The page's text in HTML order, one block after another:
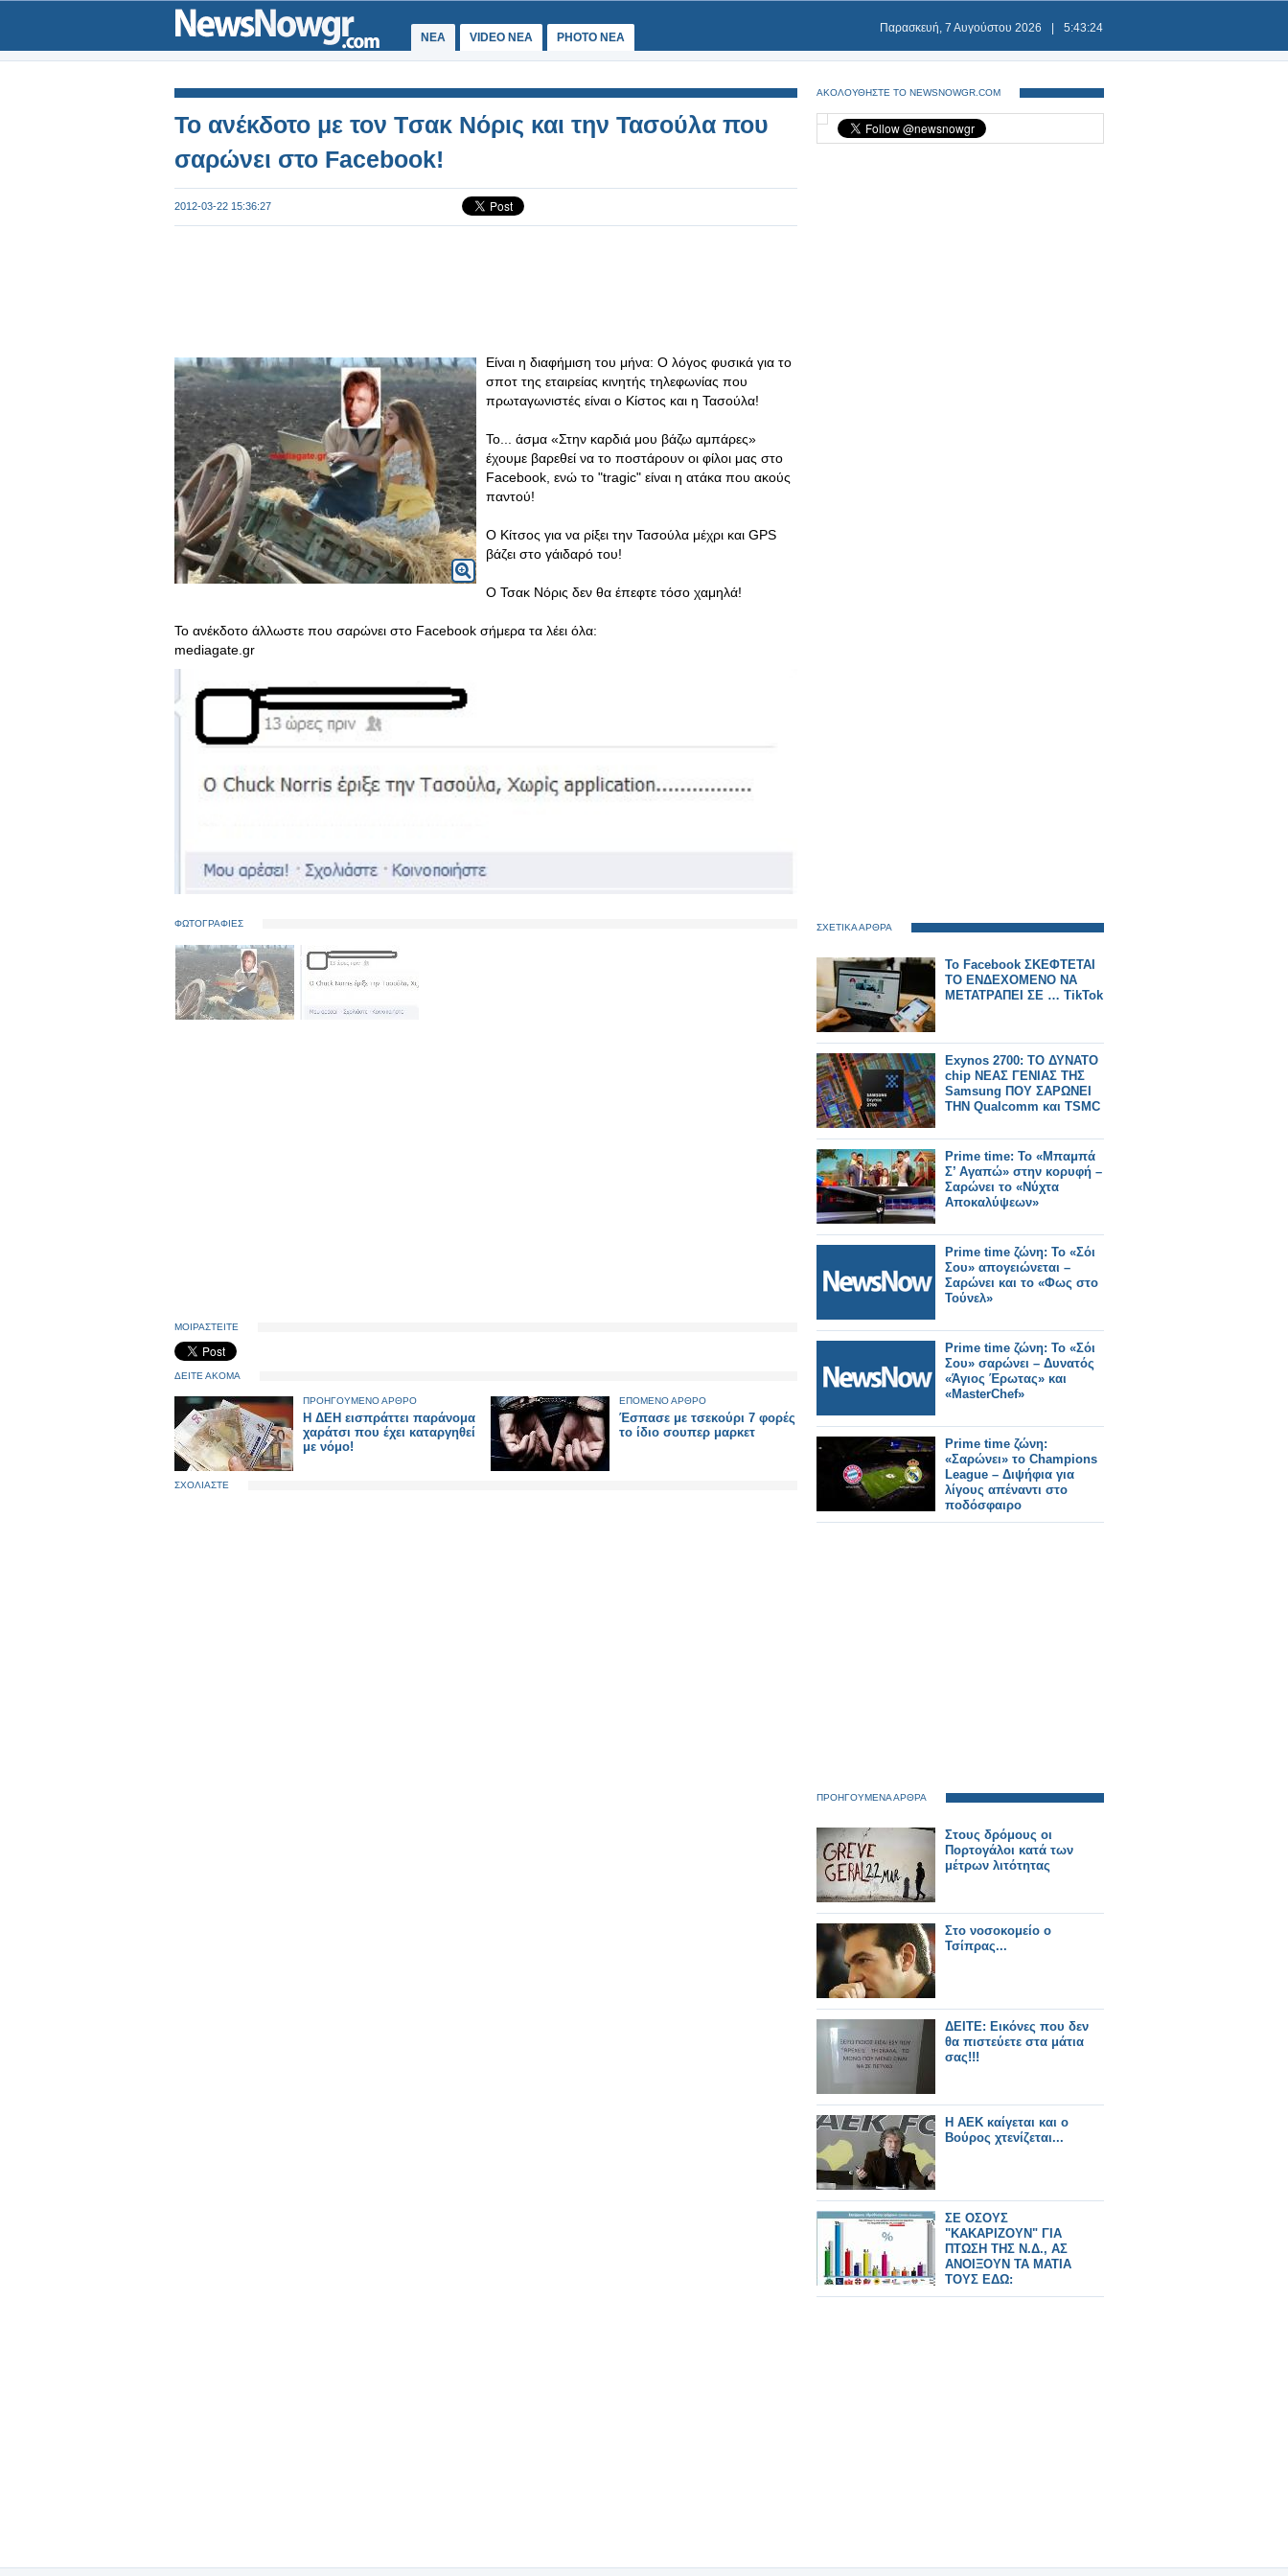
ΝΕΑ VIDEO NEA PHOTO NEA
Παρασκευή, 7 Αυγούστου 2026 5:43:24
Το ανέκδοτο με τον Tσακ Νόρις και την Τασούλα που
σαρώνει στο Facebook!
2012-03-22 15:36:27
Είναι η διαφήμιση του μήνα: Ο λόγος φυσικά για το
σποτ της εταιρείας κινητής τηλεφωνίας που
πρωταγωνιστές είναι ο Κίστος και η Τασούλα!
Το... άσμα «Στην καρδιά μου βάζω αμπάρες»
έχουμε βαρεθεί να το ποστάρουν οι φίλοι μας στο
Facebook, ενώ το "tragic" είναι η ατάκα που ακούς
παντού!
Ο Κίτσος για να ρίξει την Τασούλα μέχρι και GPS
βάζει στο γάιδαρό του!
Ο Τσακ Νόρις δεν θα έπεφτε τόσο χαμηλά!
Το ανέκδοτο άλλωστε που σαρώνει στο Facebook σήμερα τα λέει όλα:
mediagate.gr
ΦΩΤΟΓΡΑΦΙΕΣ
ΜΟΙΡΑΣΤΕΙΤΕ
ΔΕΙΤΕ ΑΚΟΜΑ
ΠΡΟΗΓΟΥΜΕΝΟ ΑΡΘΡΟ
Η ΔΕΗ εισπράττει παράνομα
χαράτσι που έχει καταργηθεί
με νόμο!
ΕΠΟΜΕΝΟ ΑΡΘΡΟ
Έσπασε με τσεκούρι 7 φορές
το ίδιο σουπερ μαρκετ
ΣΧΟΛΙΑΣΤΕ
ΑΚΟΛΟΥΘΗΣΤΕ ΤΟ NEWSNOWGR.COM
ΣΧΕΤΙΚΑ ΑΡΘΡΑ
Το Facebook ΣΚΕΦΤΕΤΑΙ
ΤΟ ΕΝΔΕΧΟΜΕΝΟ ΝΑ
ΜΕΤΑΤΡΑΠΕΙ ΣΕ … TikTok
Exynos 2700: ΤΟ ΔΥΝΑΤΟ
chip ΝΕΑΣ ΓΕΝΙΑΣ ΤΗΣ
Samsung ΠΟΥ ΣΑΡΩΝΕΙ
ΤΗΝ Qualcomm και TSMC
Prime time: Το «Μπαμπά
Σ’ Αγαπώ» στην κορυφή –
Σαρώνει το «Νύχτα
Αποκαλύψεων»
Prime time ζώνη: Το «Σόι
Σου» απογειώνεται –
Σαρώνει και το «Φως στο
Τούνελ»
Prime time ζώνη: Το «Σόι
Σου» σαρώνει – Δυνατός
«Άγιος Έρωτας» και
«MasterChef»
Prime time ζώνη:
«Σαρώνει» το Champions
League – Διψήφια για
λίγους απέναντι στο
ποδόσφαιρο
ΠΡΟΗΓΟΥΜΕΝΑ ΑΡΘΡΑ
Στους δρόμους οι
Πορτογάλοι κατά των
μέτρων λιτότητας
Στο νοσοκομείο ο
Τσίπρας...
ΔΕΙΤΕ: Εικόνες που δεν
θα πιστεύετε στα μάτια
σας!!!
Η ΑΕΚ καίγεται και ο
Βούρος χτενίζεται...
ΣΕ ΟΣΟΥΣ
"ΚΑΚΑΡΙΖΟΥΝ" ΓΙΑ
ΠΤΩΣΗ ΤΗΣ Ν.Δ., ΑΣ
ΑΝΟΙΞΟΥΝ ΤΑ ΜΑΤΙΑ
ΤΟΥΣ ΕΔΩ: